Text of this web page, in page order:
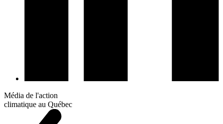
Média de l'action
climatique au Québec